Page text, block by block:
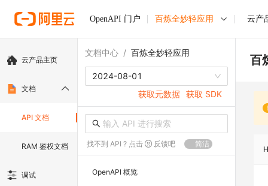
OpenAPI 门户 百炼全妙轻应用 云产
云产品主页
文档
API 文档
RAM 鉴权文档
调试
文档中心 / 百炼全妙轻应用
2024-08-01
获取元数据 获取 SDK
找不到 API ? 点击 反馈吧 简洁
OpenAPI 概览
百